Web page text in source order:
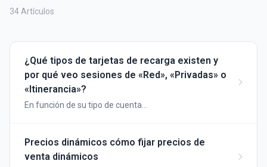
34 Artículos
¿Qué tipos de tarjetas de recarga existen y
por qué veo sesiones de «Red», «Privadas» o
«Itinerancia»?
En función de su tipo de cuenta
recarga. A continuación le explicamos cuándo se
utiliza cada tipo y cómo se procesan las sesiones de
Precios dinámicos cómo fijar precios de
venta dinámicos